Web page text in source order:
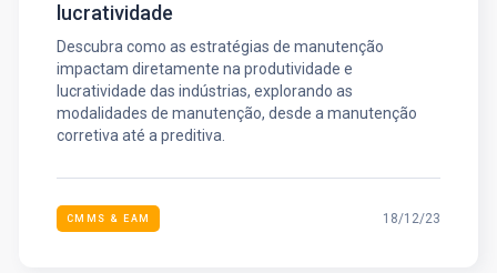
lucratividade
Descubra como as estratégias de manutenção
impactam diretamente na produtividade e
lucratividade das indústrias, explorando as
modalidades de manutenção, desde a manutenção
corretiva até a preditiva.
CMMS & EAM 18/12/23